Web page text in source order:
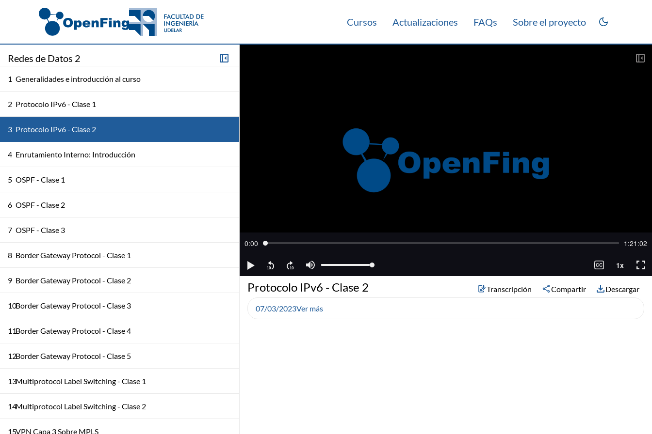
Cursos Actualizaciones FAQs Sobre el proyecto
Redes de Datos 2
1 Generalidades e introducción al curso
2 Protocolo IPv6 - Clase 1
3 Protocolo IPv6 - Clase 2
4 Enrutamiento Interno: Introducción
5 OSPF - Clase 1
6 OSPF - Clase 2
7 OSPF - Clase 3
8 Border Gateway Protocol - Clase 1
9 Border Gateway Protocol - Clase 2
10Border Gateway Protocol - Clase 3
11Border Gateway Protocol - Clase 4
12Border Gateway Protocol - Clase 5
13Multiprotocol Label Switching - Clase 1
14Multiprotocol Label Switching - Clase 2
15VPN Capa 3 Sobre MPLS
Protocolo IPv6 - Clase 2 Transcripción Compartir Descargar
07/03/2023Ver más